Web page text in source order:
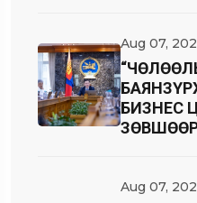
Aug 07,
БИЗНЕС
Aug 07,